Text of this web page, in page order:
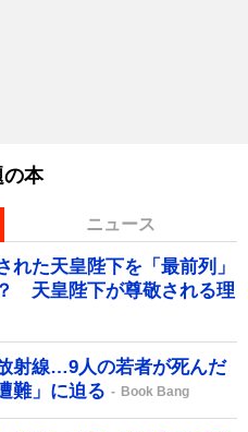
の本
ニュース
れた天皇陛下を「最前列」
天皇陛下が尊敬される理
射線…9人の若者が死んだ
難」に迫る
Book Bang